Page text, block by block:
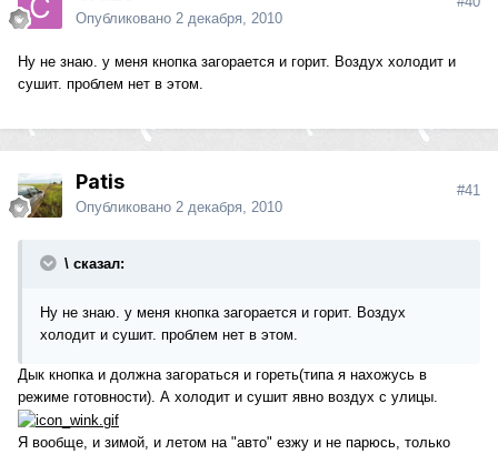
Опубликовано 2 декабря, 2010
Ну не знаю. у меня кнопка загорается и горит. Воздух холодит и
сушит. проблем нет в этом.
Patis
Опубликовано 2 декабря, 2010
#41
\ сказал:
Ну не знаю. у меня кнопка загорается и горит. Воздух
холодит и сушит. проблем нет в этом.
Дык кнопка и должна загораться и гореть(типа я нахожусь в
режиме готовности). А холодит и сушит явно воздух с улицы.
Я вообще, и зимой, и летом на "авто" езжу и не парюсь, только